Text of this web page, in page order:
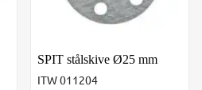
SPIT stålskive Ø25 mm
ITW 011204